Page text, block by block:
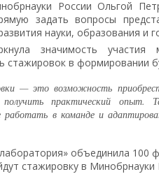
России Ольгой
задать вопросы
науки, образования и
значимость участия
стажировок в формировании
— это возможность
практический опыт.
работать в команде и
объединила 100
стажировку в Минобрнауки